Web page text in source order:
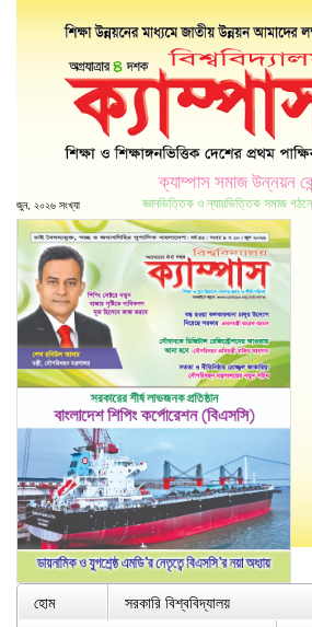
ক্যাম্পাস সমাজ উন্নয়ন
জ্ঞানভিত্তিক ও ন্যায়ভিত্তিক সমাজ গঠনে
জুন, ২০২৬ সংখ্যা
হোম
সরকারি বিশ্ববিদ্যালয়